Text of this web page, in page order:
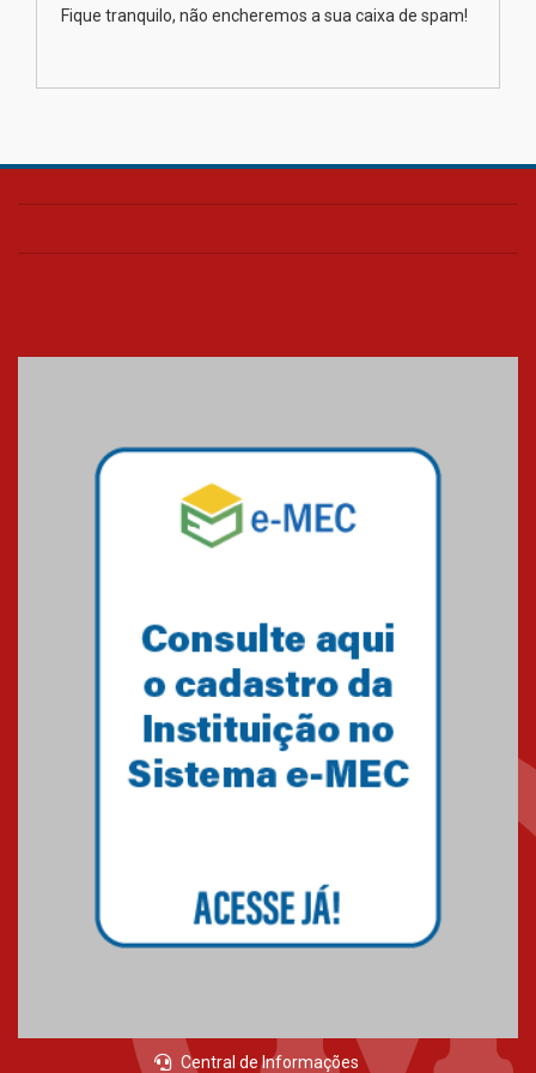
Transformadora reúne
Fique tranquilo, não encheremos a sua caixa de spam!
Central de Informações